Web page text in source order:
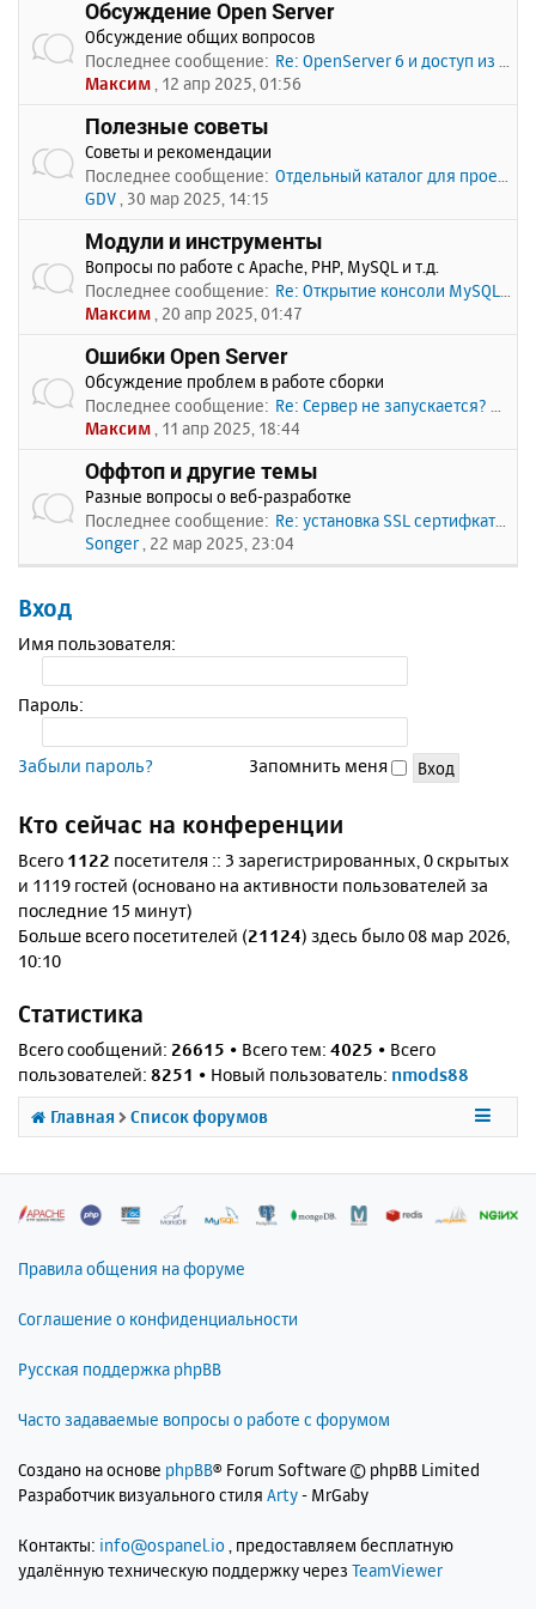
Обсуждение Open Server
Обсуждение общих вопросов
Последнее сообщение: Re: OpenServer 6 и доступ из …
Максим , 12 апр 2025, 01:56
Полезные советы
Советы и рекомендации
Последнее сообщение: Отдельный каталог для проекто…
GDV , 30 мар 2025, 14:15
Модули и инструменты
Вопросы по работе с Apache, PHP, MySQL и т.д.
Последнее сообщение: Re: Открытие консоли MySQL по…
Максим , 20 апр 2025, 01:47
Ошибки Open Server
Обсуждение проблем в работе сборки
Последнее сообщение: Re: Сервер не запускается? Пи…
Максим , 11 апр 2025, 18:44
Оффтоп и другие темы
Разные вопросы о веб-разработке
Последнее сообщение: Re: установка SSL сертифката
Songer , 22 мар 2025, 23:04
Вход
Имя пользователя:
Пароль:
Забыли пароль? Запомнить меня
Кто сейчас на конференции
Всего 1122 посетителя :: 3 зарегистрированных, 0 скрытых
и 1119 гостей (основано на активности пользователей за
последние 15 минут)
Больше всего посетителей (21124) здесь было 08 мар 2026,
10:10
Статистика
Всего сообщений: 26615 • Всего тем: 4025 • Всего
пользователей: 8251 • Новый пользователь: nmods88
Главная Список форумов
Правила общения на форуме
Соглашение о конфиденциальности
Русская поддержка phpBB
Часто задаваемые вопросы о работе с форумом
Создано на основе phpBB® Forum Software © phpBB Limited
Разработчик визуального стиля Arty- MrGaby
Контакты: info@ospanel.io , предоставляем бесплатную
удалённую техническую поддержку через TeamViewer